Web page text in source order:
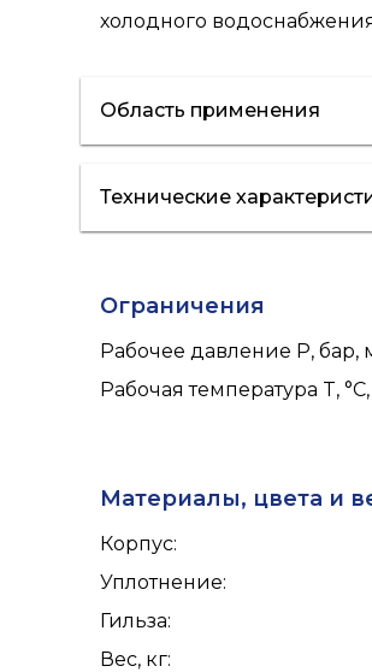
холодного
Область применения
"теплые полы"
Технические
Ограничения
Рабочее давление P, бар,
Рабочая температура T,
Материалы, цвета и
Корпус:
Уплотнение:
Гильза:
Вес, кг: